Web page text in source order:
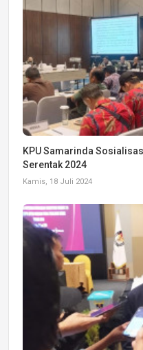
KPU Samarinda
Serentak 2024
Kamis, 18 Juli 2024